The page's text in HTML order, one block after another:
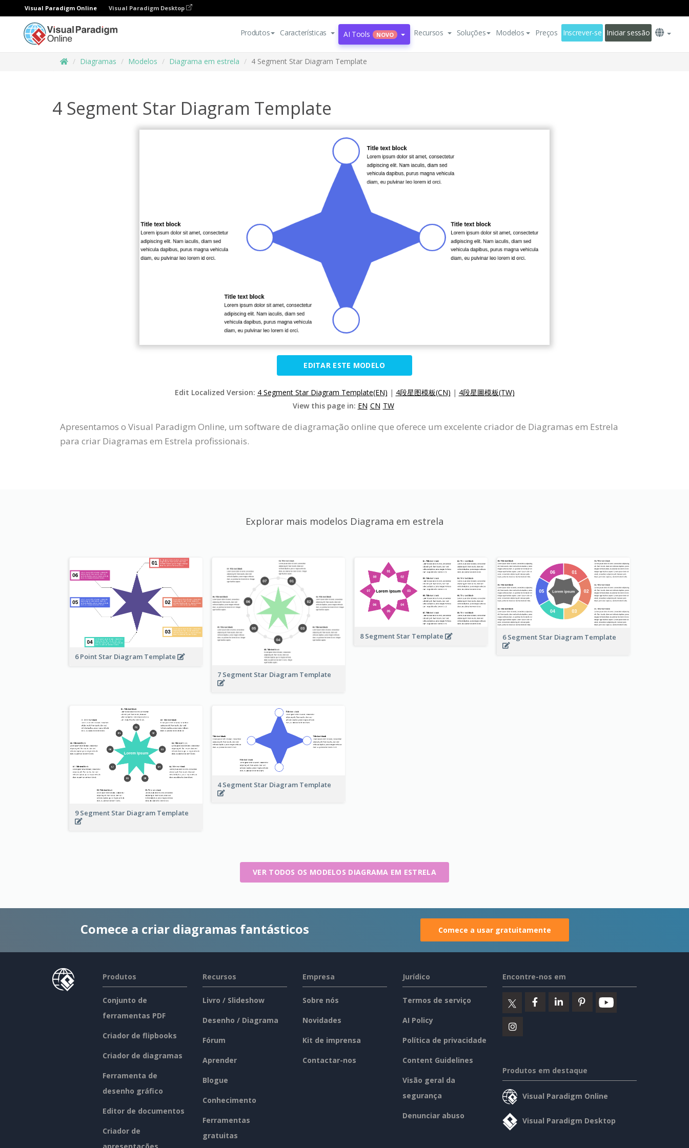
Visual Paradigm Online Visual Paradigm Desktop
Produtos Características AI Tools NOVO Recursos Soluções Modelos Preços Inscrever-se Iniciar sessão
Diagramas Modelos Diagrama em estrela 4 Segment Star Diagram Template
4 Segment Star Diagram Template
EDITAR ESTE MODELO
Edit Localized Version: 4 Segment Star Diagram Template(EN) | 4段星图模板(CN) | 4段星圖模板(TW)
View this page in: EN CN TW
Apresentamos o Visual Paradigm Online, um software de diagramação online que oferece um excelente criador de Diagramas em Estrela
para criar Diagramas em Estrela profissionais.
Explorar mais modelos Diagrama em estrela
6 Point Star Diagram Template
7 Segment Star Diagram Template
8 Segment Star Template 6 Segment Star Diagram Template
9 Segment Star Diagram Template
4 Segment Star Diagram Template
VER TODOS OS MODELOS DIAGRAMA EM ESTRELA
Comece a criar diagramas fantásticos Comece a usar gratuitamente
Produtos
Conjunto de
ferramentas PDF
Criador de flipbooks
Criador de diagramas
Ferramenta de
desenho gráfico
Editor de documentos
Criador de
apresentações
Recursos
Livro / Slideshow
Desenho / Diagrama
Fórum
Aprender
Blogue
Conhecimento
Ferramentas
gratuitas
Empresa
Sobre nós
Novidades
Kit de imprensa
Contactar-nos
Jurídico
Termos de serviço
AI Policy
Política de privacidade
Content Guidelines
Visão geral da
segurança
Denunciar abuso
Encontre-nos em
Produtos em destaque
Visual Paradigm Online
Visual Paradigm Desktop